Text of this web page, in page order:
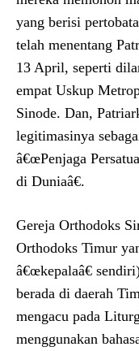
yang berisi
telah menentang
13 April, seperti
empat Uskup
Sinode. Dan,
legitimasinya
â€œPenjaga
di Duniaâ€.
Gereja Orthodoks
Orthodoks Timur
â€œkepalaâ€
berada di daerah
mengacu pada
menggunakan